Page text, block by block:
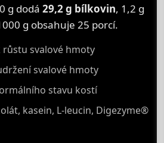
g dodá 29,2 g bílkovin, 1,2 g
g obsahuje 25 porcí.
svalové hmoty
svalové hmoty
stavu kostí
kasein, L-leucin, Digezyme®